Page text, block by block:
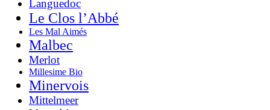
Languedoc
Le Clos l’Abbé
Les Mal Aimés
Malbec
Merlot
Millesime Bio
Minervois
Mittelmeer